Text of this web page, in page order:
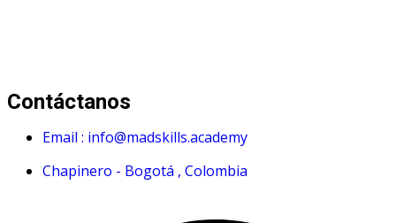
Contáctanos
Email : info@madskills.academy
Chapinero - Bogotá , Colombia